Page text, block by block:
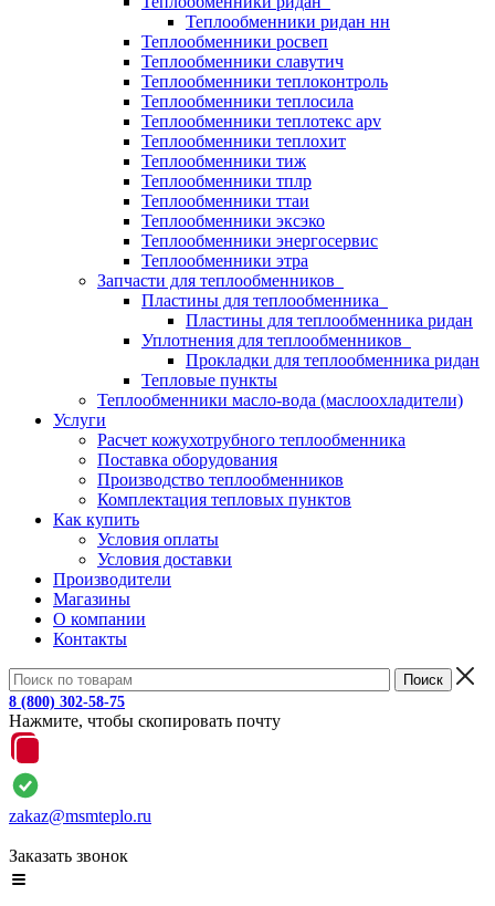
Теплообменники ридан нн
Теплообменники росвеп
Теплообменники славутич
Теплообменники теплоконтроль
Теплообменники теплосила
Теплообменники теплотекс apv
Теплообменники теплохит
Теплообменники тиж
Теплообменники тплр
Теплообменники ттаи
Теплообменники эксэко
Теплообменники энергосервис
Теплообменники этра
Запчасти для теплообменников
Пластины для теплообменника
Пластины для теплообменника ридан
Уплотнения для теплообменников
Прокладки для теплообменника ридан
Тепловые пункты
Теплообменники масло-вода (маслоохладители)
Услуги
Расчет кожухотрубного теплообменника
Поставка оборудования
Производство теплообменников
Комплектация тепловых пунктов
Как купить
Условия оплаты
Условия доставки
Производители
Магазины
О компании
Контакты
8 (800) 302-58-75
Нажмите, чтобы скопировать почту
zakaz@msmteplo.ru
Заказать звонок